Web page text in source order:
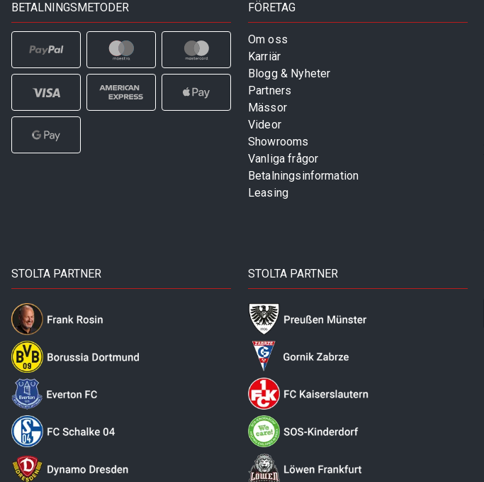
BETALNINGSMETODER FÖRETAG
Om oss
Karriär
Blogg & Nyheter
Partners
Mässor
Videor
Showrooms
Vanliga frågor
Betalningsinformation
Leasing
STOLTA PARTNER STOLTA PARTNER